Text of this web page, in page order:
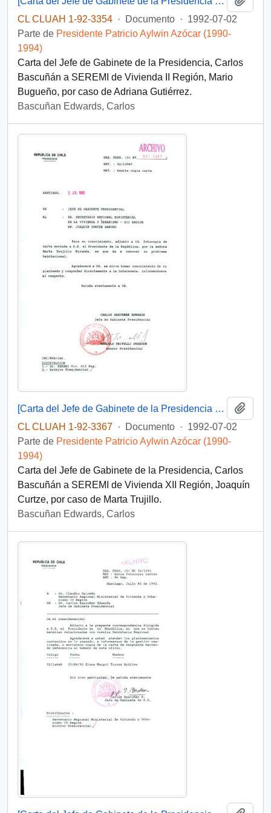
CL CLUAH 1-92-3354 · Documento · 1992-07-02
Parte de Presidente Patricio Aylwin Azócar (1990-
1994)
Carta del Jefe de Gabinete de la Presidencia, Carlos
Bascuñán a SEREMI de Vivienda II Región, Mario
Bugueño, por caso de Adriana Gutiérrez.
Bascuñan Edwards, Carlos
[Carta del Jefe de Gabinete de la Presidencia a SEREMI de Vivienda XII Región]
CL CLUAH 1-92-3367 · Documento · 1992-07-02
Parte de Presidente Patricio Aylwin Azócar (1990-
1994)
Carta del Jefe de Gabinete de la Presidencia, Carlos
Bascuñán a SEREMI de Vivienda XII Región, Joaquín
Curtze, por caso de Marta Trujillo.
Bascuñan Edwards, Carlos